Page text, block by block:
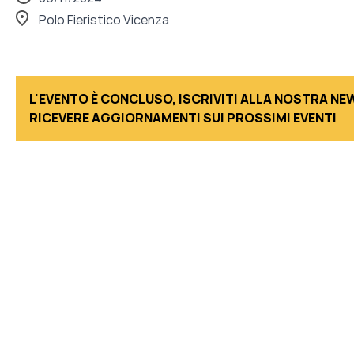
Polo Fieristico Vicenza
L'EVENTO È CONCLUSO, ISCRIVITI ALLA NOSTRA
RICEVERE AGGIORNAMENTI SUI PROSSIMI EVENTI